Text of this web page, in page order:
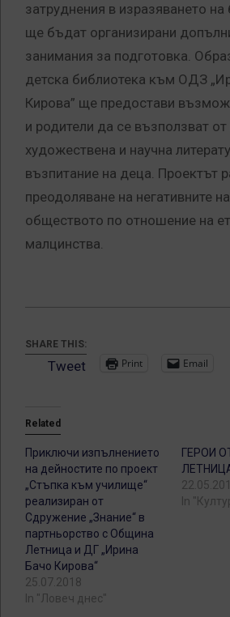
затруднения в изразяването на
ще бъдат организирани
занимания за подготовка.
детска библиотека към ОДЗ
Кирова” ще предостави
и родители да се възползват от
художествена и научна
възпитание на деца. Проектът
преодоляване на негативните
обществото по отношение на
малцинства.
SHARE THIS:
Tweet Print Email
Related
Приключи изпълнението
на дейностите по проект
„Стъпка към училище“
реализиран от
Сдружение „Знание“ в
партньорство с Община
Летница и ДГ „Ирина
Бачо Кирова“
25.07.2018
In "Ловеч днес"
ГЕРОИ
In